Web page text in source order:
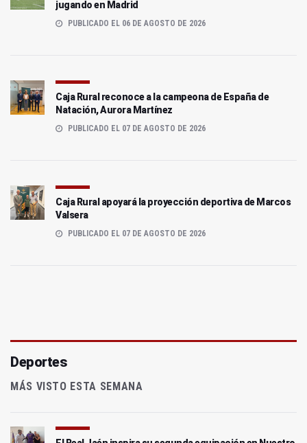
jugando en Madrid
PUBLICADO EL 06 DE AGOSTO DE 2026
Caja Rural reconoce a la campeona de España de
Natación, Aurora Martínez
PUBLICADO EL 07 DE AGOSTO DE 2026
Caja Rural apoyará la proyección deportiva de Marcos
Valsera
PUBLICADO EL 07 DE AGOSTO DE 2026
Deportes
MÁS VISTO ESTA SEMANA